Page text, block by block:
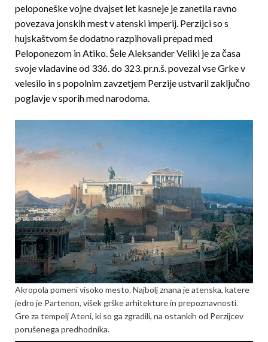
peloponeške vojne dvajset let kasneje je zanetila ravno
povezava jonskih mest v atenski imperij. Perzijci so s
hujskaštvom še dodatno razpihovali prepad med
Peloponezom in Atiko. Šele Aleksander Veliki je za časa
svoje vladavine od 336. do 323. pr.n.š. povezal vse Grke v
velesilo in s popolnim zavzetjem Perzije ustvaril zaključno
poglavje v sporih med narodoma.
Akropola pomeni visoko mesto. Najbolj znana je atenska, katere
jedro je Partenon, višek grške arhitekture in prepoznavnosti.
Gre za tempelj Ateni, ki so ga zgradili, na ostankih od Perzijcev
porušenega predhodnika.